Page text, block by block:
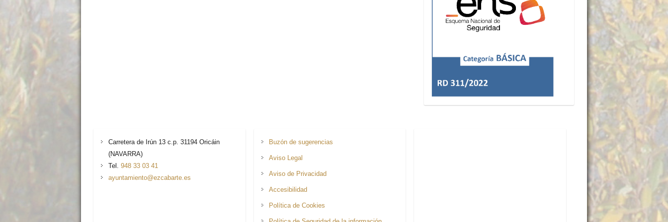
Carretera de Irún 13 c.p. 31194 Oricáin
(NAVARRA)
Tel.948 33 03 41
ayuntamiento@ezcabarte.es
Buzón de sugerencias
Aviso Legal
Aviso de Privacidad
Accesibilidad
Política de Cookies